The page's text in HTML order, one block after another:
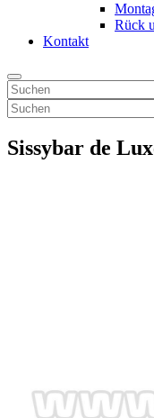
Rück
Kontakt
Sissybar de